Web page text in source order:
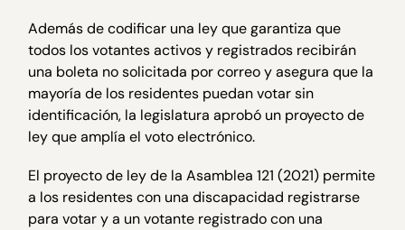
Además de codificar una ley que garantiza que
todos los votantes activos y registrados recibirán
una boleta no solicitada por correo y asegura que la
mayoría de los residentes puedan votar sin
identificación, la legislatura aprobó un proyecto de
ley que amplía el voto electrónico.
El proyecto de ley de la Asamblea 121 (2021) permite
a los residentes con una discapacidad registrarse
para votar y a un votante registrado con una